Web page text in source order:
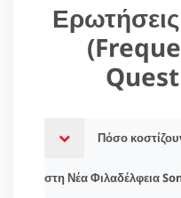
Πόσο
στη Νέα Φιλαδέλφεια